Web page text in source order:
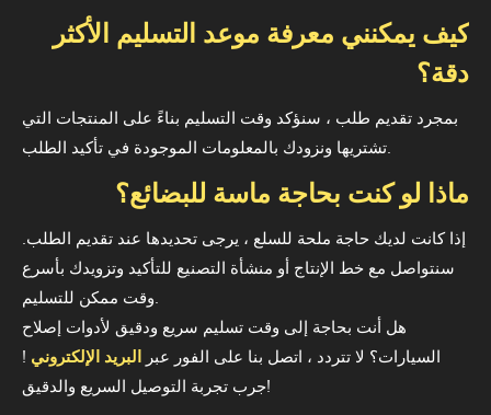
كيف يمكنني معرفة موعد التسليم الأكثر
دقة؟
بمجرد تقديم طلب ، سنؤكد وقت التسليم بناءً على المنتجات التي
تشتريها ونزودك بالمعلومات الموجودة في تأكيد الطلب.
ماذا لو كنت بحاجة ماسة للبضائع؟
إذا كانت لديك حاجة ملحة للسلع ، يرجى تحديدها عند تقديم الطلب.
سنتواصل مع خط الإنتاج أو منشأة التصنيع للتأكيد وتزويدك بأسرع
وقت ممكن للتسليم.
هل أنت بحاجة إلى وقت تسليم سريع ودقيق لأدوات إصلاح
السيارات؟ لا تتردد ، اتصل بنا على الفور عبر البريد الإلكتروني !
جرب تجربة التوصيل السريع والدقيق!